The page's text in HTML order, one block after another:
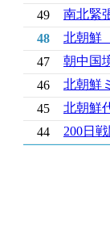
49
南北緊
48
北朝鮮
47
朝中国
46
北朝鮮
45
北朝鮮
44
200日